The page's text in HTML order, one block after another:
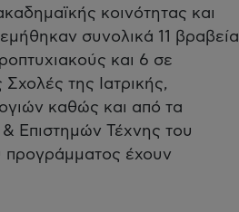
κοινότητας και
συνολικά 11 βραβεία
και 6 σε
της Ιατρικής,
καθώς και από τα
Επιστημών Τέχνης του
προγράμματος έχουν